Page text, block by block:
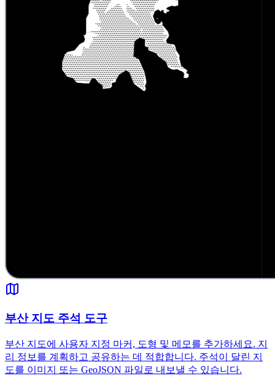
부산 지도 주석 도구
부산 지도에 사용자 지정 마커, 도형 및 메모를 추가하세요. 지
리 정보를 계획하고 공유하는 데 적합합니다. 주석이 달린 지
도를 이미지 또는 GeoJSON 파일로 내보낼 수 있습니다.